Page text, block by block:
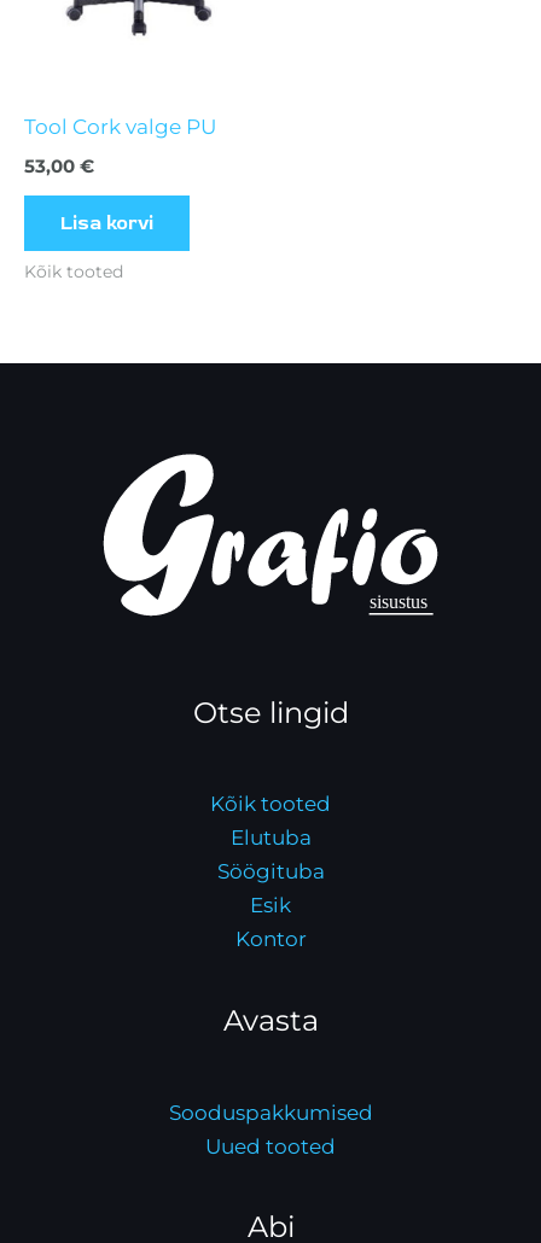
Tool Cork valge PU
53,00 €
Lisa korvi
Kõik tooted
Otse lingid
Kõik tooted
Elutuba
Söögituba
Esik
Kontor
Avasta
Sooduspakkumised
Uued tooted
Abi